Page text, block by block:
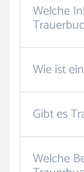
Welche
Wie ist
Gibt es
Welche